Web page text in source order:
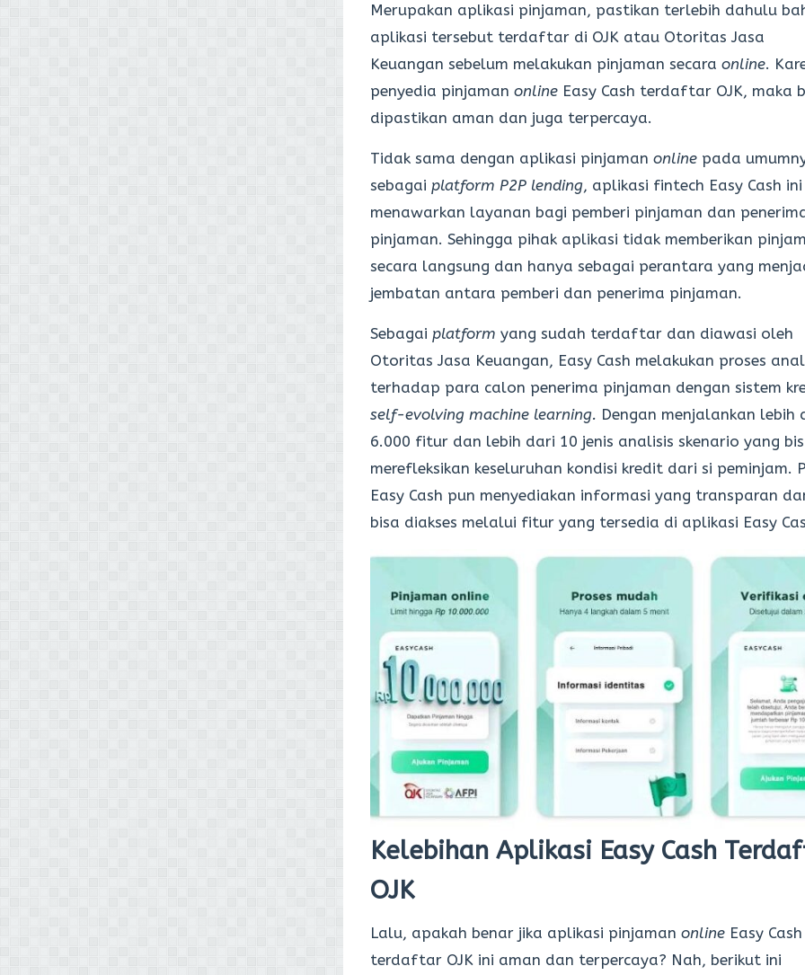
Merupakan aplikasi pinjaman, pastikan terlebih dahulu
aplikasi tersebut terdaftar di OJK atau Otoritas Jasa
Keuangan sebelum melakukan pinjaman secara online.
penyedia pinjaman online Easy Cash terdaftar OJK, maka
dipastikan aman dan juga terpercaya.
Tidak sama dengan aplikasi pinjaman online pada
sebagai platform P2P lending, aplikasi fintech Easy Cash ini
menawarkan layanan bagi pemberi pinjaman dan
pinjaman. Sehingga pihak aplikasi tidak memberikan
secara langsung dan hanya sebagai perantara yang
jembatan antara pemberi dan penerima pinjaman.
Sebagai platform yang sudah terdaftar dan diawasi oleh
Otoritas Jasa Keuangan, Easy Cash melakukan proses
terhadap para calon penerima pinjaman dengan sistem
self-evolving machine learning. Dengan menjalankan lebih
6.000 fitur dan lebih dari 10 jenis analisis skenario yang
merefleksikan keseluruhan kondisi kredit dari si peminjam.
Easy Cash pun menyediakan informasi yang transparan
bisa diakses melalui fitur yang tersedia di aplikasi Easy
Kelebihan Aplikasi Easy Cash
OJK
Lalu, apakah benar jika aplikasi pinjaman online Easy Cash
terdaftar OJK ini aman dan terpercaya? Nah, berikut ini